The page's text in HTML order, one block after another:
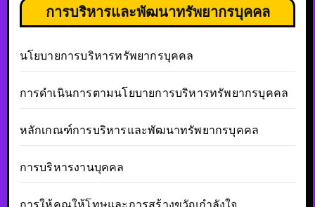
การบริหารและพัฒนาทรัพยากรบุคคล
นโยบายการบริหารทรัพยากรบุคคล
การดำเนินการตามนโยบายการบริหารทรัพยากรบุคคล
หลักเกณฑ์การบริหารและพัฒนาทรัพยากรบุคคล
การบริหารงานบุคคล